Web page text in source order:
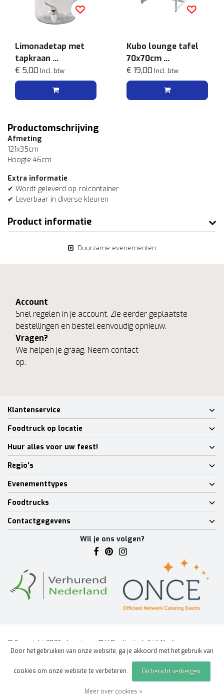
Limonadetap met
tapkraan
3l
€ 5,00 Incl. btw
Kubo lounge tafel
70x70cm
Wit
€ 19,00 Incl. btw
Productomschrijving
Afmeting
121x35cm
Hoogte 46cm
Extra informatie
✔ Wordt geleverd op rolcontainer
✔ Leverbaar in diverse kleuren
Product informatie
Duurzame evenementen
Account
Snel regelen in je account. Zie eerder geplaatste
bestellingen en bestel eenvoudig opnieuw.
Vragen?
We helpen je graag. Neem contact
op.
Klantenservice
Foodtruck op locatie
Huur alles voor uw feest!
Regio's
Evenementtypes
Foodtrucks
Contactgegevens
Wil je ons volgen?
© Copyright 2026 - Lumineux BV | Realisatie
InStijl Media
Algemene voorwaarden|Disclaimer|Privacy Policy|Sitemap |
Door het gebruiken van onze website, ga je akkoord met het gebruik van
cookies om onze website te verbeteren. Dit bericht verbergen
Meer over cookies »